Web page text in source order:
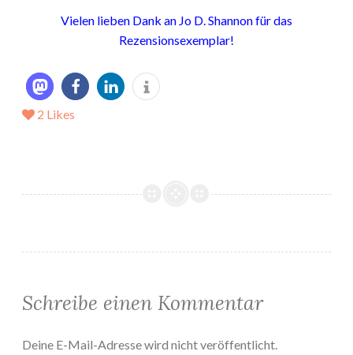
Vielen lieben Dank an Jo D. Shannon für das
Rezensionsexemplar!
2 Likes
Schreibe einen Kommentar
Deine E-Mail-Adresse wird nicht veröffentlicht.